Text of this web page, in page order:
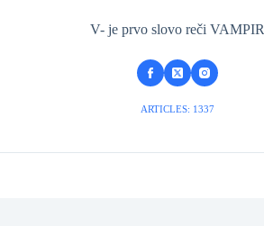
V- je prvo slovo reči VAMPIR
ARTICLES: 1337